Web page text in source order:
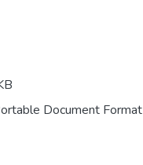
Document Format